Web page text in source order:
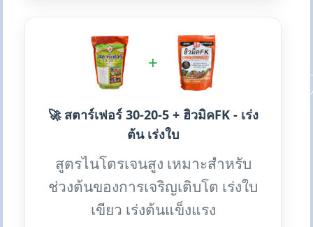
+
🚀 สตาร์เฟอร์ 30-20-5 + ฮิวมิคFK - เร่ง
ต้น เร่งใบ
สูตรไนโตรเจนสูง เหมาะสำหรับ
ช่วงต้นของการเจริญเติบโต เร่งใบ
เขียว เร่งต้นแข็งแรง